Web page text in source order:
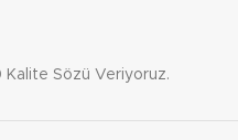
Kalite Sözü Veriyoruz.